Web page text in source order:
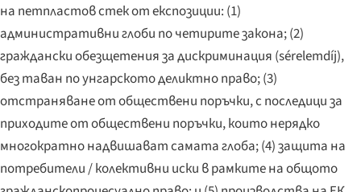
на петпластов стек от експозиции: (1)
административни глоби по четирите закона; (2)
граждански обезщетения за дискриминация (sérelemdíj),
без таван по унгарското деликтно право; (3)
отстраняване от обществени поръчки, с последици за
приходите от обществени поръчки, които нерядко
многократно надвишават самата глоба; (4) защита на
потребители / колективни иски в рамките на общото